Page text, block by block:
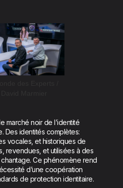
marché noir de l’identité
Des identités complètes:
vocales, et historiques de
revendues, et utilisées à des
Ce phénomène rend
d’une coopération
de protection identitaire.